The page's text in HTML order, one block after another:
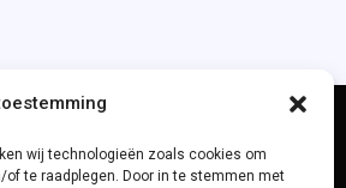
wij technologieën zoals cookies om
te raadplegen. Door in te stemmen met